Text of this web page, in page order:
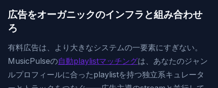
広告をオーガニックのインフラと組み合わせ
ろ
有料広告は、より大きなシステムの一要素にすぎない。
MusicPulseの自動playlistマッチングは、あなたのジャン
ルプロフィールに合ったplaylistを持つ独立系キュレータ